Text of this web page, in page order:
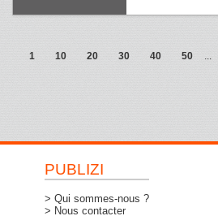
1 10 20 30 40 50 ...
PUBLIZI
> Qui sommes-nous ?
> Nous contacter